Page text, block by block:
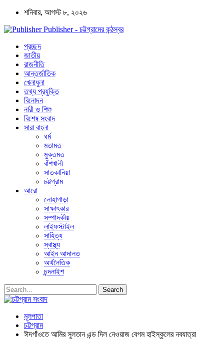
শনিবার, আগস্ট ৮, ২০২৬
Publisher - চট্টগ্রামের কন্ঠস্বর
প্রচ্ছদ
জাতীয়
রাজনীতি
আন্তর্জাতিক
খেলাধুলা
তথ্য প্রযুক্তি
বিনোদন
নারী ও শিশু
বিশেষ সংবাদ
সারা বাংলা
ধর্ম
মতামত
মুক্তমত
বাঁশখালী
সাতকানিয়া
চট্টগ্রাম
আরো
লোহাগাড়া
সাক্ষাৎকার
সম্পাদকীয়
লাইফস্টাইল
সাহিত্য
স্বাস্থ্য
আইন আদালত
অর্থনৈতিক
চন্দনাইশ
মূলপাতা
চট্টগ্রাম
ঈদগাঁওতে আমির সুলতান এন্ড দিল নেওয়াজ বেগম হাইস্কুলের নবযাত্রা